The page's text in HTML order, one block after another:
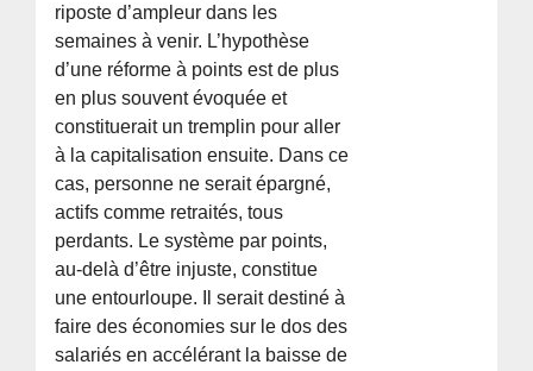
riposte d’ampleur dans les
semaines à venir. L’hypothèse
d’une réforme à points est de plus
en plus souvent évoquée et
constituerait un tremplin pour aller
à la capitalisation ensuite. Dans ce
cas, personne ne serait épargné,
actifs comme retraités, tous
perdants. Le système par points,
au-delà d’être injuste, constitue
une entourloupe. Il serait destiné à
faire des économies sur le dos des
salariés en accélérant la baisse de